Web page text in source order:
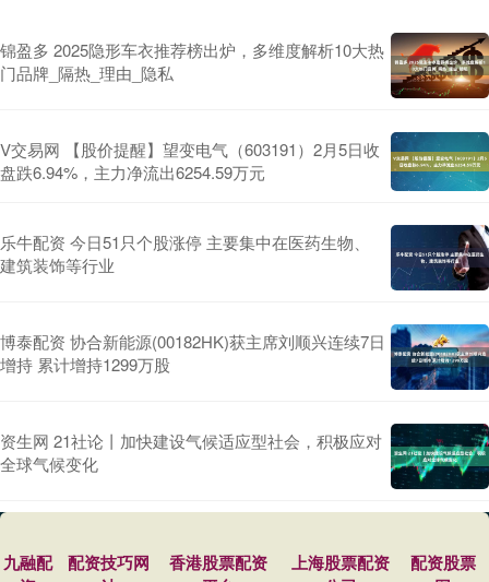
锦盈多 2025隐形车衣推荐榜出炉，多维度解析10大热
门品牌_隔热_理由_隐私
V交易网 【股价提醒】望变电气（603191）2月5日收
盘跌6.94%，主力净流出6254.59万元
乐牛配资 今日51只个股涨停 主要集中在医药生物、
建筑装饰等行业
博泰配资 协合新能源(00182HK)获主席刘顺兴连续7日
增持 累计增持1299万股
资生网 21社论丨加快建设气候适应型社会，积极应对
全球气候变化
九融配
配资技巧网
香港股票配资
上海股票配资
配资股票